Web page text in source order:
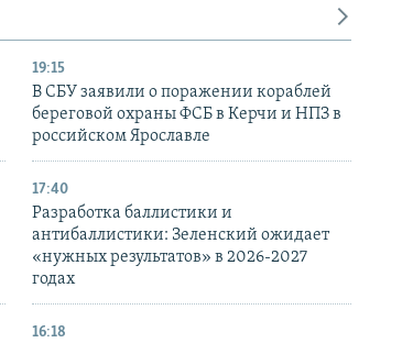
19:15
В СБУ заявили о поражении кораблей
береговой охраны ФСБ в Керчи и НПЗ в
российском Ярославле
17:40
Разработка баллистики и
антибаллистики: Зеленский ожидает
«нужных результатов» в 2026-2027
годах
16:18